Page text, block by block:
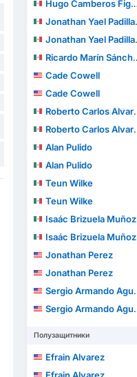
Hugo Camberos Figueroa
Jonathan Yael Padilla Sandoval
Jonathan Yael Padilla Sandoval
Ricardo Marín Sánchez
Cade Cowell
Cade Cowell
Roberto Carlos Alvarado Hernández
Roberto Carlos Alvarado Hernández
Alan Pulido
Alan Pulido
Teun Wilke
Teun Wilke
Isaác Brizuela Muñoz
Isaác Brizuela Muñoz
Jonathan Perez
Jonathan Perez
Sergio Armando Aguayo Castillo
Sergio Armando Aguayo Castillo
Полузащитники
Efrain Alvarez